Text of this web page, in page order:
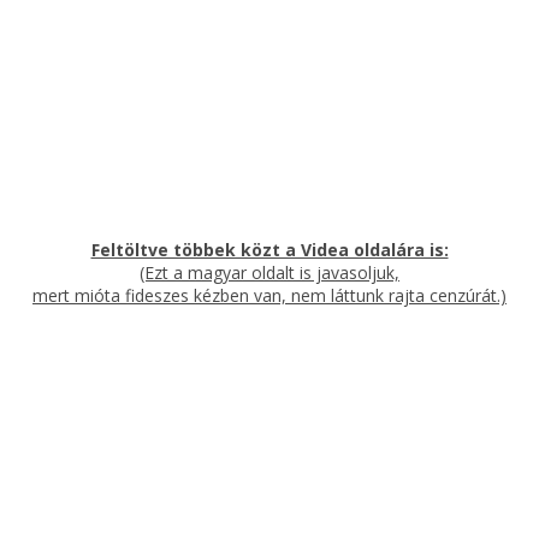
Feltöltve többek közt a Videa oldalára is:
(Ezt a magyar oldalt is javasoljuk,
mert mióta fideszes kézben van, nem láttunk rajta cenzúrát.)